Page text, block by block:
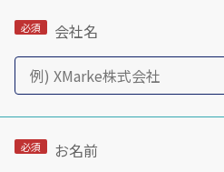
会社名
お名前